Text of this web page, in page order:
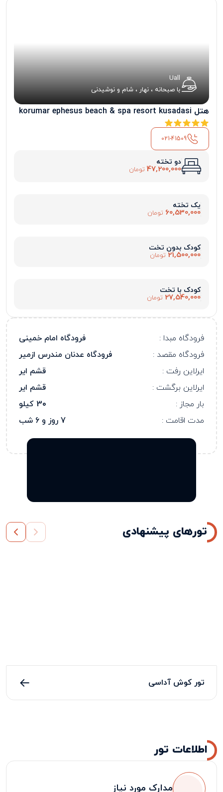
Uall
با صبحانه ، نهار ، شام و نوشیدنی
هتل korumar ephesus beach & spa resort kusadasi
021-41509
دو تخته
47,200,000 تومان
یک تخته
60,530,000 تومان
کودک بدون تخت
21,500,000 تومان
کودک با تخت
27,540,000 تومان
فرودگاه مبدا :
فرودگاه امام خمینی
فرودگاه مقصد :
فرودگاه عدنان مندرس ازمیر
ایرلاین رفت :
قشم ایر
ایرلاین برگشت :
قشم ایر
بار مجاز :
30 کیلو
مدت اقامت :
7 روز و 6 شب
تورهای پیشنهادی
تور کوش آداسی
اطلاعات تور
مدارک مورد نیاز